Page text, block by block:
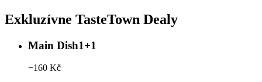
Exkluzívne TasteTown Dealy
Main Dish1+1
−160 Kč